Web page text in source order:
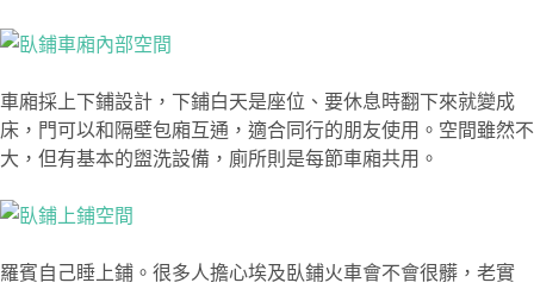
車廂採上下鋪設計，下鋪白天是座位、要休息時翻下來就變成
床，門可以和隔壁包廂互通，適合同行的朋友使用。空間雖然不
大，但有基本的盥洗設備，廁所則是每節車廂共用。
羅賓自己睡上鋪。很多人擔心埃及臥鋪火車會不會很髒，老實